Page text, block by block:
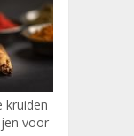
kruiden
voor